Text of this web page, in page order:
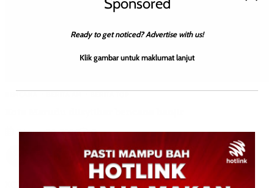
February 20, 2026 0
KOTA MARUDU: 20 Februari 2026 – Keadaan banjir di
Ready to get noticed? Advertise with us!
Klik gambar untuk maklumat lanjut